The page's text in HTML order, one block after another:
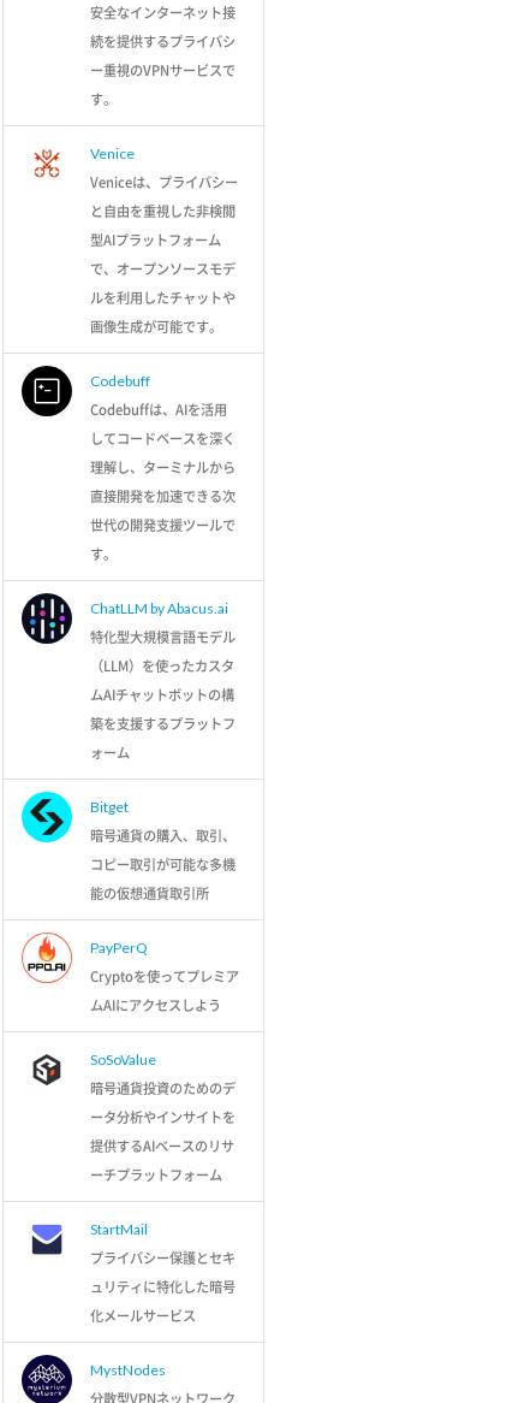
安全なインターネット接
続を提供するプライバシ
ー重視のVPNサービスで
す。
Venice
Veniceは、プライバシー
と自由を重視した非検閲
型AIプラットフォーム
で、オープンソースモデ
ルを利用したチャットや
画像生成が可能です。
Codebuff
Codebuffは、AIを活用
してコードベースを深く
理解し、ターミナルから
直接開発を加速できる次
世代の開発支援ツールで
す。
ChatLLM by Abacus.ai
特化型大規模言語モデル
（LLM）を使ったカスタ
ムAIチャットボットの構
築を支援するプラットフ
ォーム
Bitget
暗号通貨の購入、取引、
コピー取引が可能な多機
能の仮想通貨取引所
PayPerQ
Cryptoを使ってプレミア
ムAIにアクセスしよう
SoSoValue
暗号通貨投資のためのデ
ータ分析やインサイトを
提供するAIベースのリサ
ーチプラットフォーム
StartMail
プライバシー保護とセキ
ュリティに特化した暗号
化メールサービス
MystNodes
分散型VPNネットワーク